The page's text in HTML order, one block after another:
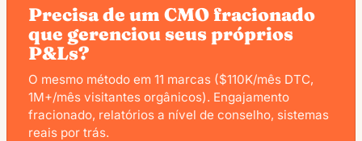
Precisa de um CMO fracionado
que gerenciou seus próprios
P&Ls?
O mesmo método em 11 marcas ($110K/mês DTC,
1M+/mês visitantes orgânicos). Engajamento
fracionado, relatórios a nível de conselho, sistemas
reais por trás.